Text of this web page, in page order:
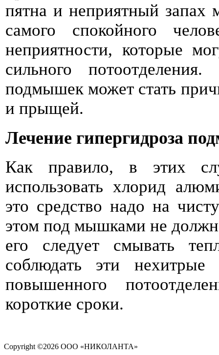
пятна и неприятный запах
самого спокойного
неприятности, которые
сильного
подмышек может стать
и прыщей.
Лечение гипергидроза
Как правило, в этих
использовать хлорид
это средство надо на
этом под мышками не
его следует смывать
соблюдать эти
повышенного
короткие сроки.
Copyright ©2026 ООО «НИКОЛАНТА»